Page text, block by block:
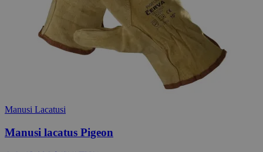
Manusi Lacatusi
Manusi lacatus Pigeon